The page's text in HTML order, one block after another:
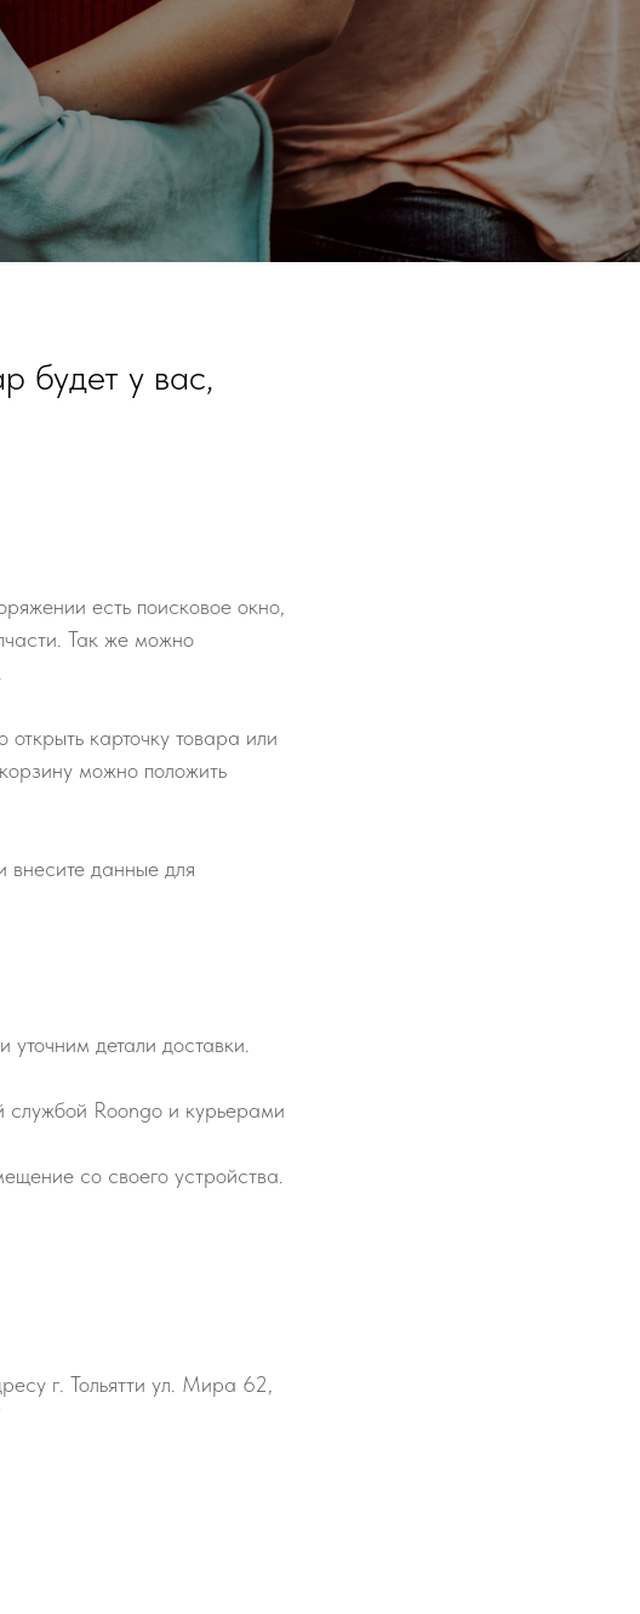
будет у вас,
есть поисковое окно,
Так же можно
открыть карточку товара или
можно положить
внесите данные для
детали доставки.
службой Roongo и курьерами
со своего устройства.
г. Тольятти ул. Мира 62,